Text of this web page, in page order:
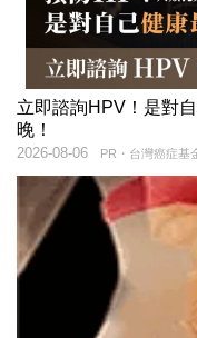
立即諮詢HPV！是對
晚！
PR・台灣癌症基
2026-08-06